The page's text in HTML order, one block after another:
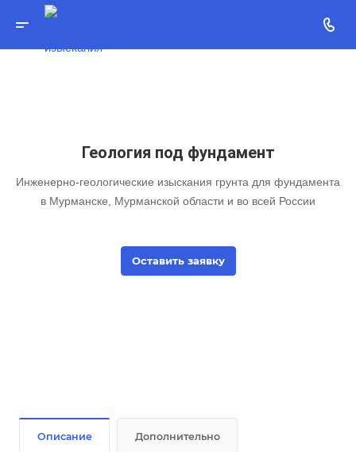
Геология под фундамент
Инженерно-геологические изыскания грунта для фундамента
в Мурманске, Мурманской области и во всей России
Оставить заявку
Описание Дополнительно